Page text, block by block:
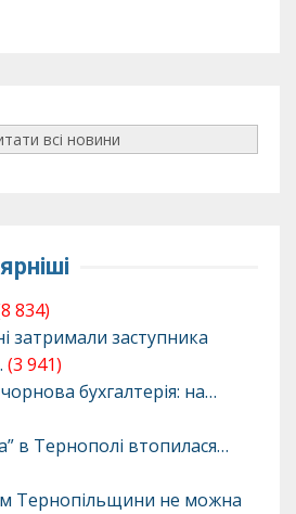
всі новини
834)
затримали заступника
(3 941)
бухгалтерія: на…
в Тернополі втопилася…
Тернопільщини не можна